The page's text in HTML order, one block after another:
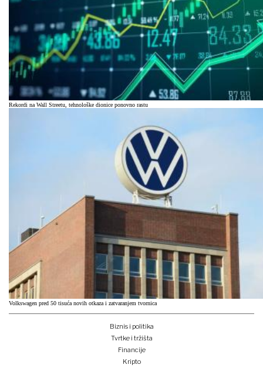
Rekordi na Wall Streetu, tehnološke dionice ponovno rastu
Volkswagen pred 50 tisuća novih otkaza i zatvaranjem tvornica
Biznis i politika
Tvrtke i tržišta
Financije
Kripto